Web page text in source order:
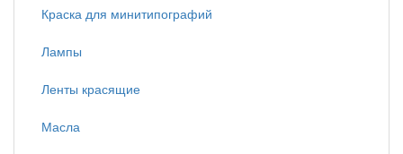
Краска для минитипографий
Лампы
Ленты красящие
Масла